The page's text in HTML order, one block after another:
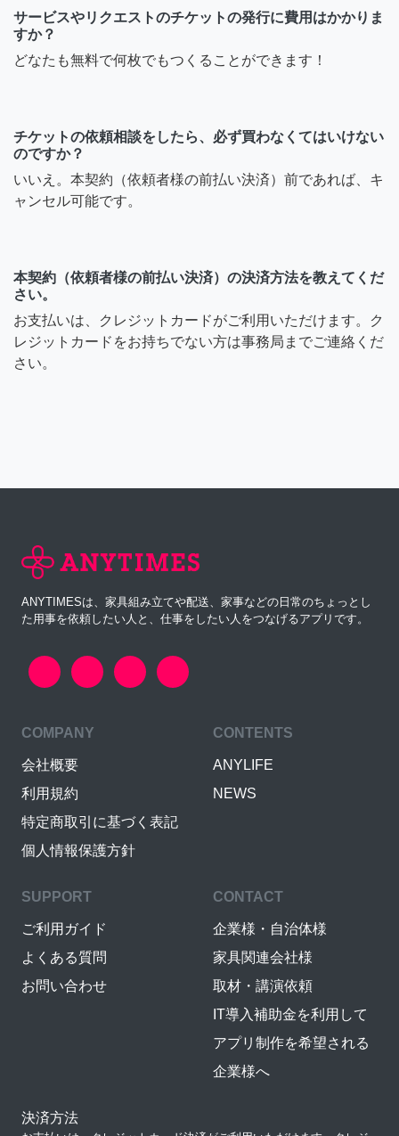
サービスやリクエストのチケットの発行に費用はかかりま
すか？
どなたも無料で何枚でもつくることができます！
チケットの依頼相談をしたら、必ず買わなくてはいけない
のですか？
いいえ。本契約（依頼者様の前払い決済）前であれば、キ
ャンセル可能です。
本契約（依頼者様の前払い決済）の決済方法を教えてくだ
さい。
お支払いは、クレジットカードがご利用いただけます。ク
レジットカードをお持ちでない方は事務局までご連絡くだ
さい。
ANYTIMESは、家具組み立てや配送、家事などの日常のちょっとし
た用事を依頼したい人と、仕事をしたい人をつなげるアプリです。
COMPANY
会社概要
利用規約
特定商取引に基づく表記
個人情報保護方針
CONTENTS
ANYLIFE
NEWS
SUPPORT
ご利用ガイド
よくある質問
お問い合わせ
CONTACT
企業様・自治体様
家具関連会社様
取材・講演依頼
IT導入補助金を利用して
アプリ制作を希望される
企業様へ
決済方法